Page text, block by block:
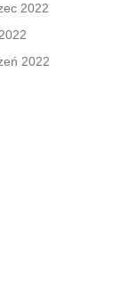
2022
2022